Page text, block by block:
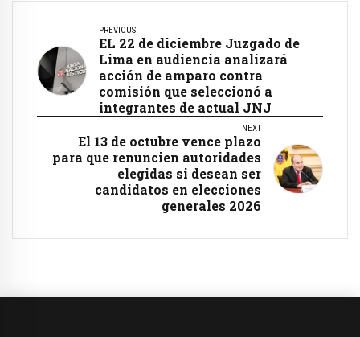
PREVIOUS
EL 22 de diciembre Juzgado de
Lima en audiencia analizará
acción de amparo contra
comisión que seleccionó a
integrantes de actual JNJ
NEXT
El 13 de octubre vence plazo
para que renuncien autoridades
elegidas si desean ser
candidatos en elecciones
generales 2026